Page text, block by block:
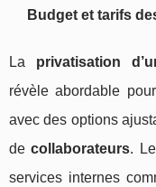
Budget et tarifs
La privatisation
révèle abordable
avec des options
decollaborateurs.
services internes